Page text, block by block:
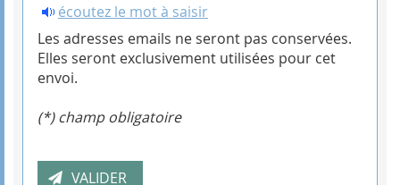
écoutez le mot à saisir
Les adresses emails ne seront pas conservées.
Elles seront exclusivement utilisées pour cet
envoi.
(*) champ obligatoire